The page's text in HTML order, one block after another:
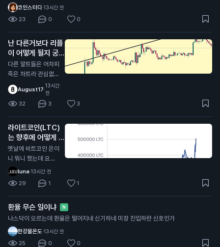
산모양 비슷하다고 저
기서 지지해주고 올라
갈거라고 단순하게 생
각하네 이걸 또 좋아
요를 누른애들이 많다
는게 함정
코인스터디 ·13시간 전
23 0 0
난 다른거보다 리플
이 어떻게 될지 궁금
함
N
다른 알트들은 어차피
죽은 차트라 관심없
고,, 리플의 최후는 어
떻게 될지 궁금함 .. 체
인링크나 아발란체처
아니면 알트중에 유일
하게 살아남아서 떡상
할지
August17·
13시간
전
32 3 3
라이트코인(LTC)
는 향후에 어떻게 될
거같음?
N
옛날에 비트코인 은이
니 뭐니 했는데 요즘
차트가 그냥 죽어가는
데..? 비트코인 캐시도
마찬가지로 '진짜 비
트코인은 사실 비트코
인캐시다!' 라고 바이
럴했는데 요즘 메이저
중에 제일 못버티는거
같고
luna·13시간 전
29 1 1
환율 무슨 일이냐 N
나스닥이 오르는데 환율은 떨어지네 신기하네 미장 진입하란 신호인가
한강물온도·13시간 전
25 0 0